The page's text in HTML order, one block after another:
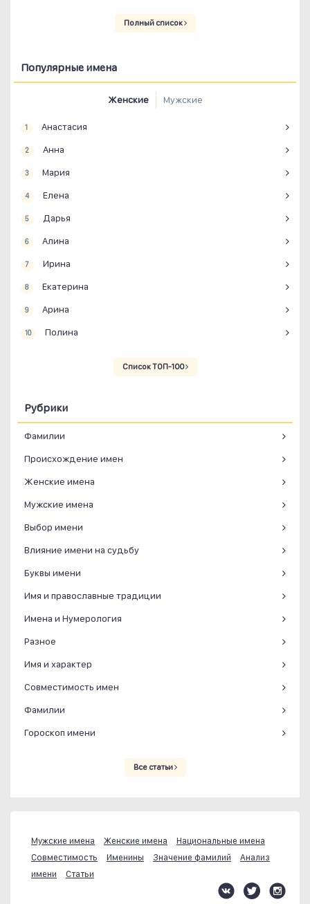
Полный список
Популярные имена
Женские Мужские
1 Анастасия
2 Анна
3 Мария
4 Елена
5 Дарья
6 Алина
7 Ирина
8 Екатерина
9 Арина
10 Полина
Список ТОП-100
Рубрики
Фамилии
Происхождение имен
Женские имена
Мужские имена
Выбор имени
Влияние имени на судьбу
Буквы имени
Имя и православные традиции
Имена и Нумерология
Разное
Имя и характер
Совместимость имен
Фамилии
Гороскоп имени
Все статьи
Мужские имена Женские имена
Национальные имена
Совместимость
Именины Значение фамилий
Анализ
имени
Статьи